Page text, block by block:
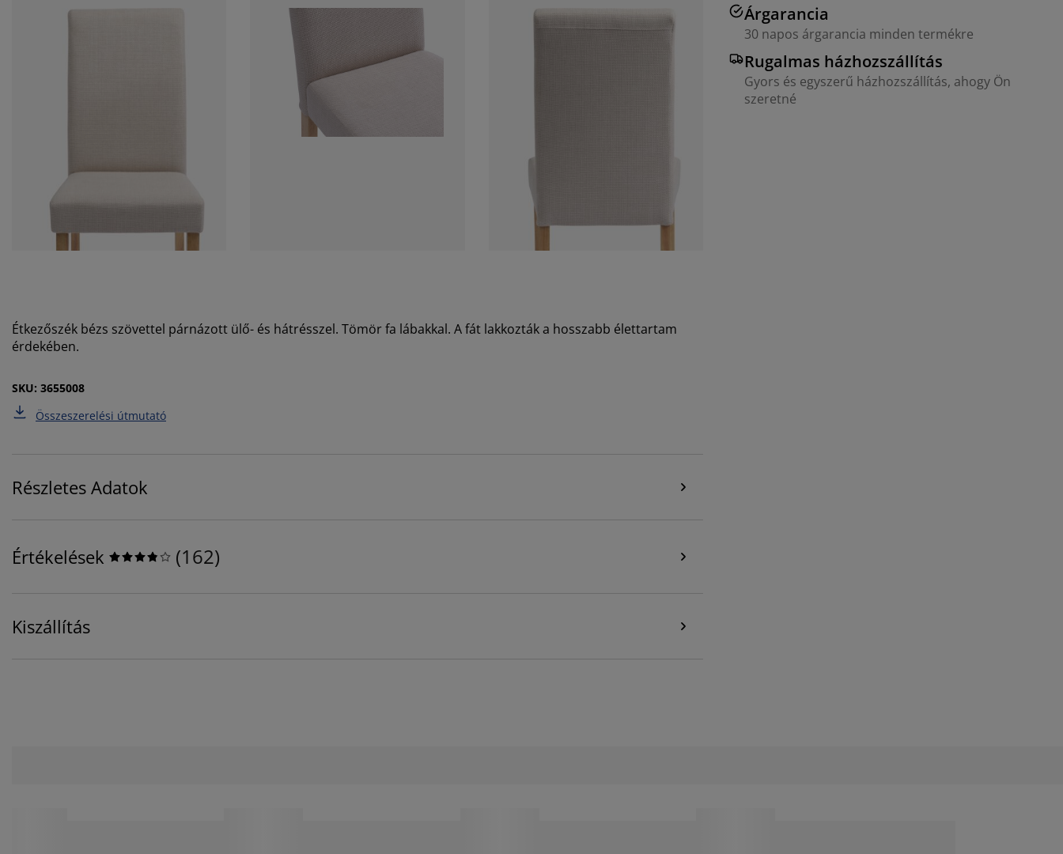
Árgarancia
30 napos árgarancia minden termékre
Rugalmas házhozszállítás
Gyors és egyszerű házhozszállítás, ahogy Ön
szeretné
Étkezőszék bézs szövettel párnázott ülő- és hátrésszel. Tömör fa lábakkal. A fát lakkozták a hosszabb élettartam
érdekében.
SKU: 3655008
Összeszerelési útmutató
Részletes Adatok
Értékelések (162)
Kiszállítás